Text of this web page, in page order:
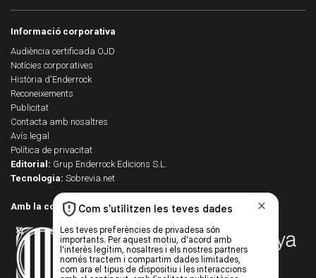
Informació corporativa
Audiència certificada OJD
Notícies corporatives
Història d'Enderrock
Reconeixements
Publicitat
Contacta amb nosaltres
Avís legal
Política de privacitat
Editorial: Grup Enderrock Edicions S.L.
Tecnologia: Sobrevia.net
Amb la col·laboració de: